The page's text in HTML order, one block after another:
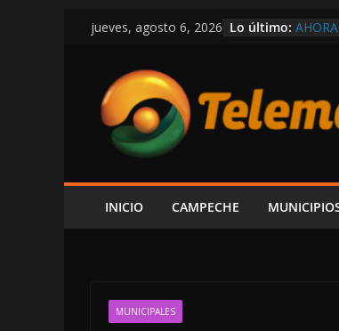
Saltar
contenido
jueves, agosto 6, 2026 Lo último:
POR
LUJOS
EU
LAYDA
INICIO
CAMPECHE
MUNICIPALES